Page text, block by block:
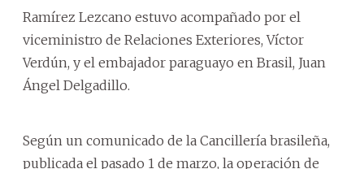
Ramírez Lezcano estuvo acompañado por el
viceministro de Relaciones Exteriores, Víctor
Verdún, y el embajador paraguayo en Brasil, Juan
Ángel Delgadillo.
Según un comunicado de la Cancillería brasileña,
publicada el pasado 1 de marzo, la operación de